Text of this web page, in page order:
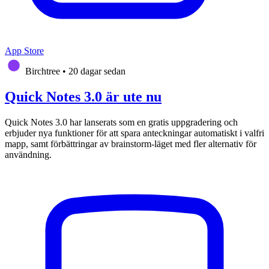
App Store
Birchtree • 20 dagar sedan
Quick Notes 3.0 är ute nu
Quick Notes 3.0 har lanserats som en gratis uppgradering och
erbjuder nya funktioner för att spara anteckningar automatiskt i valfri
mapp, samt förbättringar av brainstorm-läget med fler alternativ för
användning.